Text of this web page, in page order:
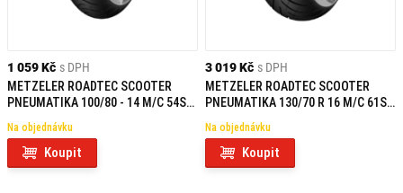
1 059 Kč s DPH
METZELER ROADTEC SCOOTER
PNEUMATIKA 100/80 - 14 M/C 54S
Na objednávku
Koupit
3 019 Kč s DPH
METZELER ROADTEC SCOOTER
PNEUMATIKA 130/70 R 16 M/C 61S
Na objednávku
Koupit